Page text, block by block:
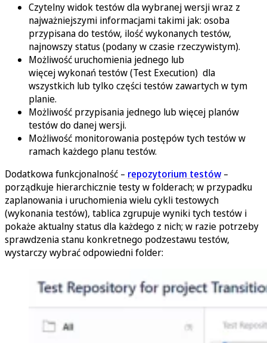
Czytelny widok testów dla wybranej wersji wraz z
najważniejszymi informacjami takimi jak: osoba
przypisana do testów, ilość wykonanych testów,
najnowszy status (podany w czasie rzeczywistym).
Możliwość uruchomienia jednego lub
więcej wykonań testów (Test Execution) dla
wszystkich lub tylko części testów zawartych w tym
planie.
Możliwość przypisania jednego lub więcej planów
testów do danej wersji.
Możliwość monitorowania postępów tych testów w
ramach każdego planu testów.
Dodatkowa funkcjonalność – repozytorium testów –
porządkuje hierarchicznie testy w folderach; w przypadku
zaplanowania i uruchomienia wielu cykli testowych
(wykonania testów), tablica zgrupuje wyniki tych testów i
pokaże aktualny status dla każdego z nich; w razie potrzeby
sprawdzenia stanu konkretnego podzestawu testów,
wystarczy wybrać odpowiedni folder: